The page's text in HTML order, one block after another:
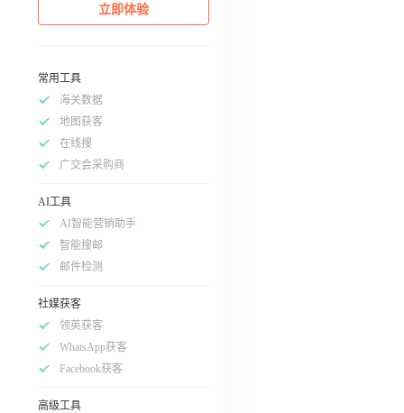
立即体验
常用工具
海关数据
地图获客
在线搜
广交会采购商
AI工具
AI智能营销助手
智能搜邮
邮件检测
社媒获客
领英获客
WhatsApp获客
Facebook获客
高级工具